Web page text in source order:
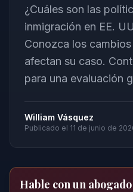
¿Cuáles son las
inmigración en EE.
Conozca los
afectan su caso.
para una evaluación
William Vásquez
Publicado el 11 de junio de
Hable con un